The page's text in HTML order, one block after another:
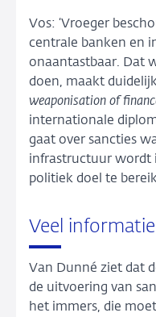
Vos: ‘Vroeger
centrale banken en
onaantastbaar. Dat
doen, maakt
weaponisation of
internationale
gaat over sancties
infrastructuur wordt
politiek doel te
Veel
Van Dunné ziet dat
de uitvoering van
het immers, die